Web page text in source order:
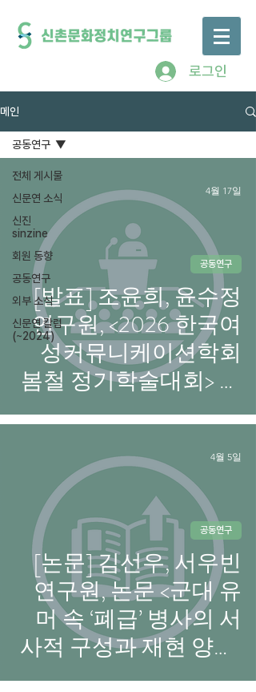
로그인
메인
전체 게시물
신문연 소식
신진
sinzine
회원 동향
공동연구
외부 소식
신문연 칼럼
(~2024)
공동연구
[발표] 조윤희, 윤수정
연구원, <2026 한국여
성커뮤니케이션학회
봄철 정기학술대회> 발
표 참여
공동연구
4월 17일
[논문] 김선우, 서우빈
연구원, 논문 <군대 유
머 속 ‘폐급’ 병사의 서
사적 구성과 재현 양상:
유튜브 채널 ‘빠더너스’
공동연구
4월 5일